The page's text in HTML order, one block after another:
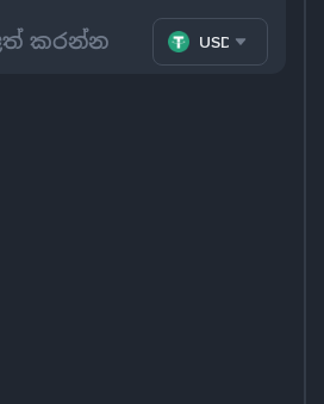
USDT